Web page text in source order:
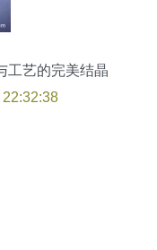
工艺的完美结晶